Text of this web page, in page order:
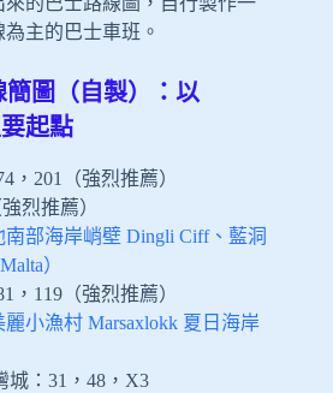
主的巴士車班。
圖（自製）：以
起點
，201（強烈推薦）
烈推薦）
南部海岸峭壁 Dingli Ciff、藍洞
）
，119（強烈推薦）
麗小漁村 Marsaxlokk 夏日海岸
城：31，48，X3